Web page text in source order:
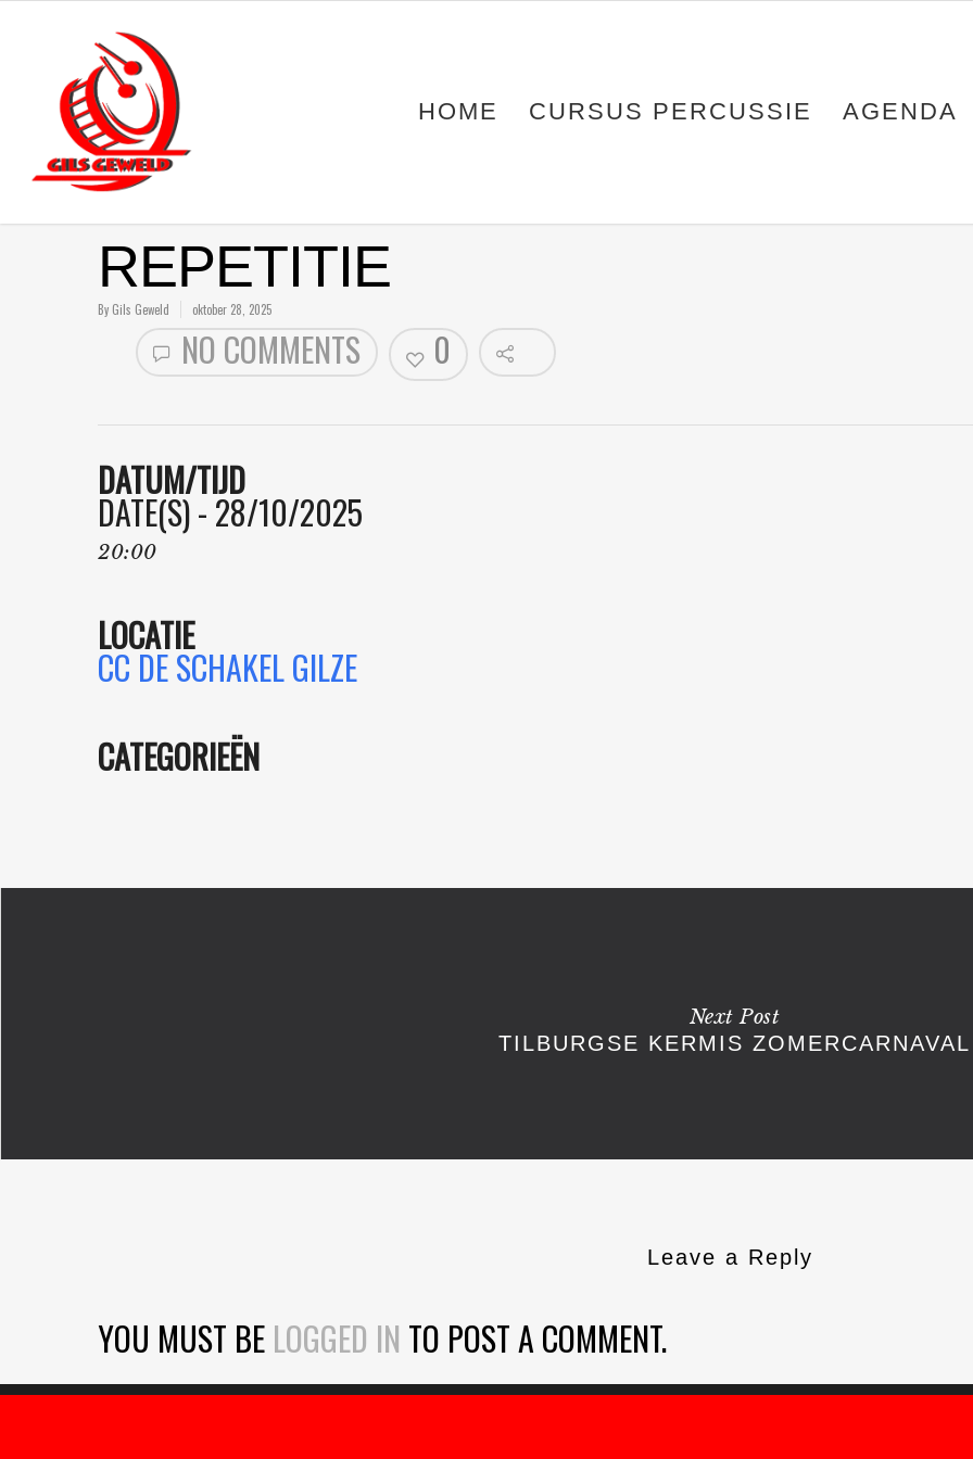
HOME CURSUS PERCUSSIE AGENDA
REPETITIE
By Gils Geweld oktober 28, 2025
NO COMMENTS 0
DATUM/TIJD
DATE(S) - 28/10/2025
20:00
LOCATIE
CC DE SCHAKEL GILZE
CATEGORIEËN
Next Post
TILBURGSE KERMIS ZOMERCARNAVAL
Leave a Reply
YOU MUST BE LOGGED IN TO POST A COMMENT.